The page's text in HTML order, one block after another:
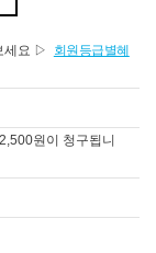
세요 ▷
회원등급별혜
원이 청구됩니